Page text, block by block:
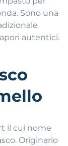
Sono una
autentici.
il cui nome
Originario